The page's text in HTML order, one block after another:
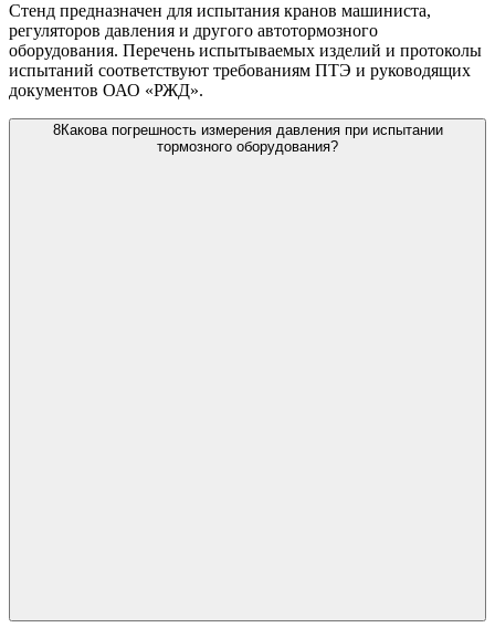
Стенд предназначен для испытания кранов машиниста,
регуляторов давления и другого автотормозного
оборудования. Перечень испытываемых изделий и протоколы
испытаний соответствуют требованиям ПТЭ и руководящих
документов ОАО «РЖД».
8Какова погрешность измерения давления при испытании
тормозного оборудования?